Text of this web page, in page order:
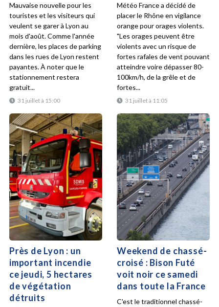
31 juillet à 15:00
Mauvaise nouvelle pour les
touristes et les visiteurs qui
veulent se garer à Lyon au
mois d'août. Comme l'année
dernière, les places de parking
dans les rues de Lyon restent
payantes. À noter que le
stationnement restera
gratuit...
31 juillet à 11:05
Météo France a décidé de
placer le Rhône en vigilance
orange pour orages violents.
"Les orages peuvent être
violents avec un risque de
fortes rafales de vent pouvant
atteindre voire dépasser 80-
100km/h, de la grêle et de
fortes...
Près de Lyon : un
important incendie
ce jeudi, 5 hectares
de végétation
détruits
Weekend de chassé-
croisé : Bison Futé
voit noir ce samedi
dans toute la France
C'est le traditionnel chassé-